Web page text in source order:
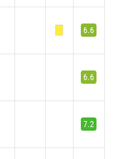
6.6
6.6
7.2